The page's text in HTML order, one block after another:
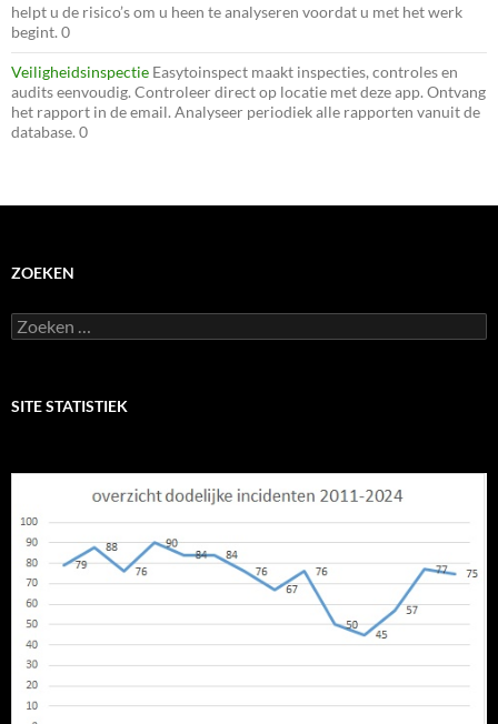
helpt u de risico’s om u heen te analyseren voordat u met het werk
begint. 0
Veiligheidsinspectie Easytoinspect maakt inspecties, controles en
audits eenvoudig. Controleer direct op locatie met deze app. Ontvang
het rapport in de email. Analyseer periodiek alle rapporten vanuit de
database. 0
ZOEKEN
Zoeken
naar:
SITE STATISTIEK